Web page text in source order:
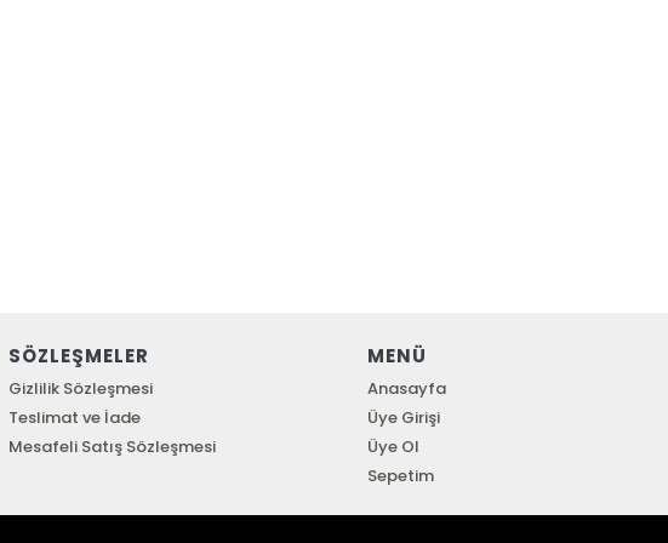
SÖZLEŞMELER
Gizlilik Sözleşmesi
Teslimat ve İade
Mesafeli Satış Sözleşmesi
MENÜ
Anasayfa
Üye Girişi
Üye Ol
Sepetim